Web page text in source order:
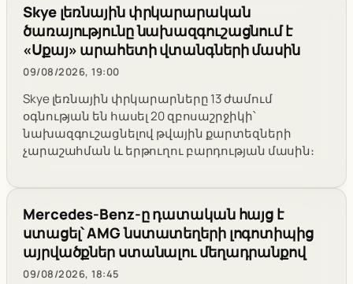
Skye լեռնային փրկարարական
ծառայությունը նախազգուշացնում է
«Սքայ» արահետի վտանգների մասին
09/08/2026, 19:00
Skye լեռնային փրկարարները 13 ժամում
օգնության են հասել 20 զբոսաշրջիկի՝
նախազգուշացնելով թվային քարտեզների
չարաշահման և երթուղու բարդության մասին։
Mercedes-Benz-ը դատական հայց է
ստացել՝ AMG նստատեղերի լոգոտիպից
այրվածքներ ստանալու մեղադրանքով
09/08/2026, 18:45